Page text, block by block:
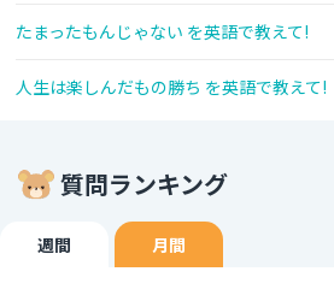
たまったもんじゃない を英語で教えて!
人生は楽しんだもの勝ち を英語で教えて!
質問ランキング
週間 月間